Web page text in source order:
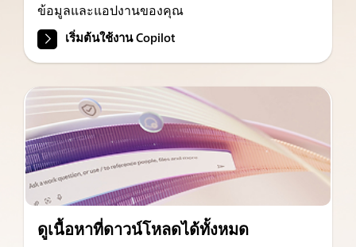
ข้อมูลและแอปงานของคุณ
เริ่มต้นใช้งาน Copilot
ดูเนื้อหาที่ดาวน์โหลดได้ทั้งหมด